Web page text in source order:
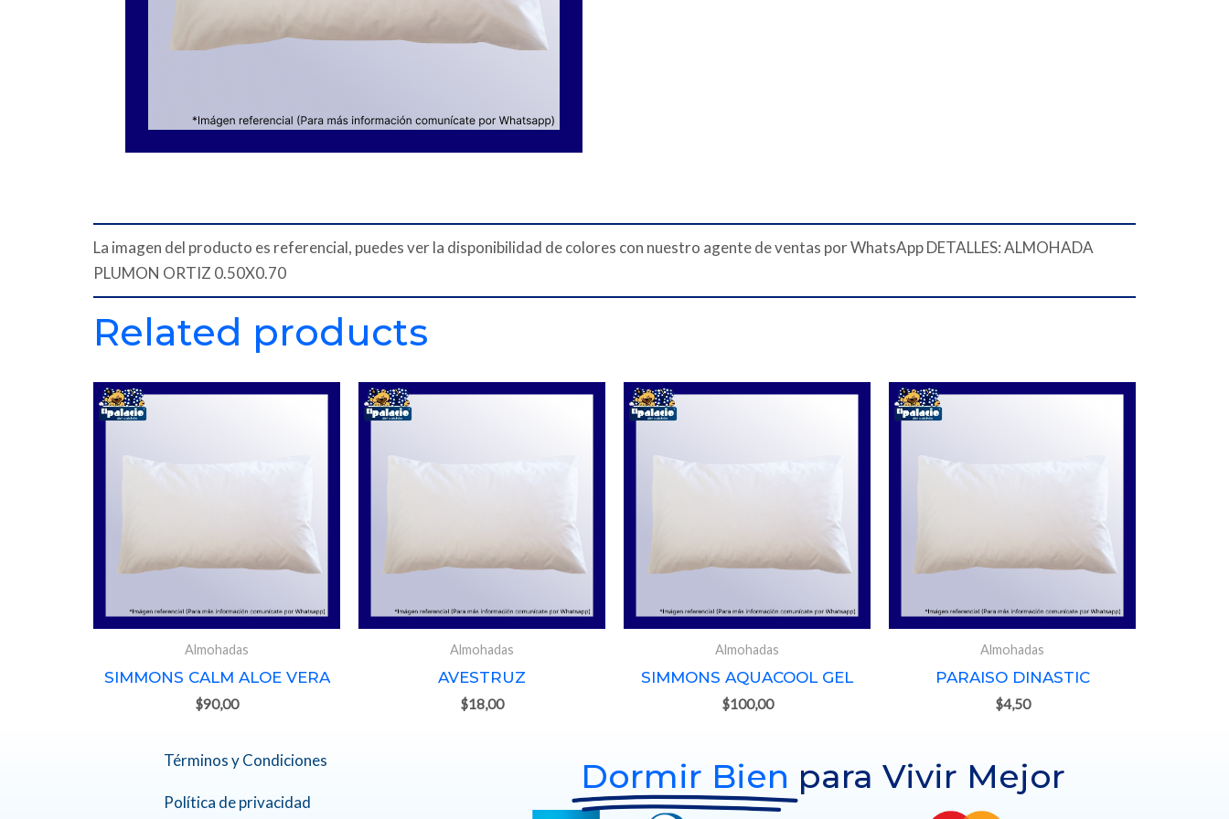
La imagen del producto es referencial, puedes ver la disponibilidad de colores con nuestro agente de ventas por WhatsApp DETALLES: ALMOHADA
PLUMON ORTIZ 0.50X0.70
Related products
Almohadas
SIMMONS CALM ALOE VERA
$90,00
Almohadas
AVESTRUZ
$18,00
Almohadas
SIMMONS AQUACOOL GEL
$100,00
Almohadas
PARAISO DINASTIC
$4,50
Términos y Condiciones
Política de privacidad
Dormir Bien para Vivir Mejor